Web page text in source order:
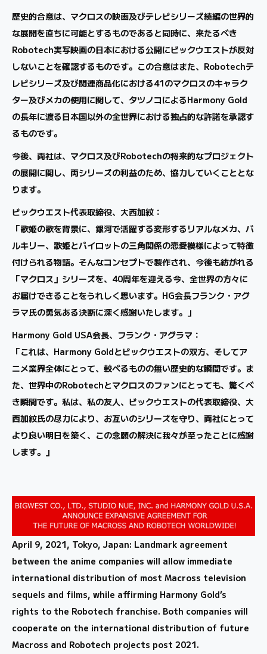
歴史的合意は、マクロスの映画及びテレビシリーズ続編の世界的
な展開を直ちに可能とするものであると同時に、来たるべき
Robotech実写映画の日本における公開にビックウエストが反対
しないことを確認するものです。この合意はまた、Robotechテ
レビシリーズ及び関連商品化における41のマクロスのキャラク
ター及びメカの使用に関して、タツノコによるHarmony Gold
の長年に渡る日本国以外の全世界における独占的な許諾を承認す
るものです。
今後、両社は、マクロス及びRobotechの将来的なプロジェクト
の展開に関し、両シリーズの利益のため、協力していくこととな
ります。
ビックウエスト代表取締役、大西加紋：
「歌姫の歌を背景に、銀河で活躍する変形するリアルなメカ、バ
ルキリー、歌姫とパイロットの三角関係の恋愛模様によって特徴
付けられる物語。そんなコンセプトで製作され、今後も紡がれる
「マクロス」シリーズを、40周年を迎える今、全世界の方々に
お届けできることをうれしく思います。HG会長フランク・アグ
ラマ氏の勇気ある決断に深く感謝いたします。」
Harmony Gold USA会長、フランク・アグラマ：
「これは、Harmony Goldとビックウエストの双方、そしてア
ニメ業界全体にとって、較べるものの無い歴史的な瞬間です。ま
た、世界中のRobotechとマクロスのファンにとっても、驚くべ
き瞬間です。私は、私の友人、ビックウエストの代表取締役、大
西加紋氏の尽力により、お互いのシリーズを守り、両社にとって
より良い明日を築く、この念願の解決に我々が至ったことに感謝
します。」
April 9, 2021, Tokyo, Japan: Landmark agreement
between the anime companies will allow immediate
international distribution of most Macross television
sequels and films, while affirming Harmony Gold’s
rights to the Robotech franchise. Both companies will
cooperate on the international distribution of future
Macross and Robotech projects post 2021.